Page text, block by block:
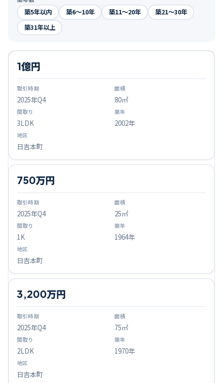
築5年以内 築6〜10年 築11〜20年
築21〜30年
築31年以上
2025年Q4
1億円
80㎡
3LDK 2002年
日吉本町
2025年Q4
750万円
25㎡
1K 1964年
日吉本町
2025年Q4
3,200万円
75㎡
2LDK 1970年
日吉本町